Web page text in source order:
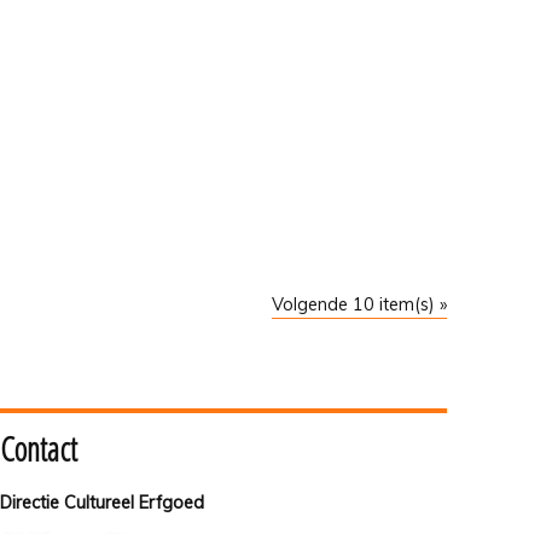
Volgende 10 item(s) »
Contact
Directie Cultureel Erfgoed